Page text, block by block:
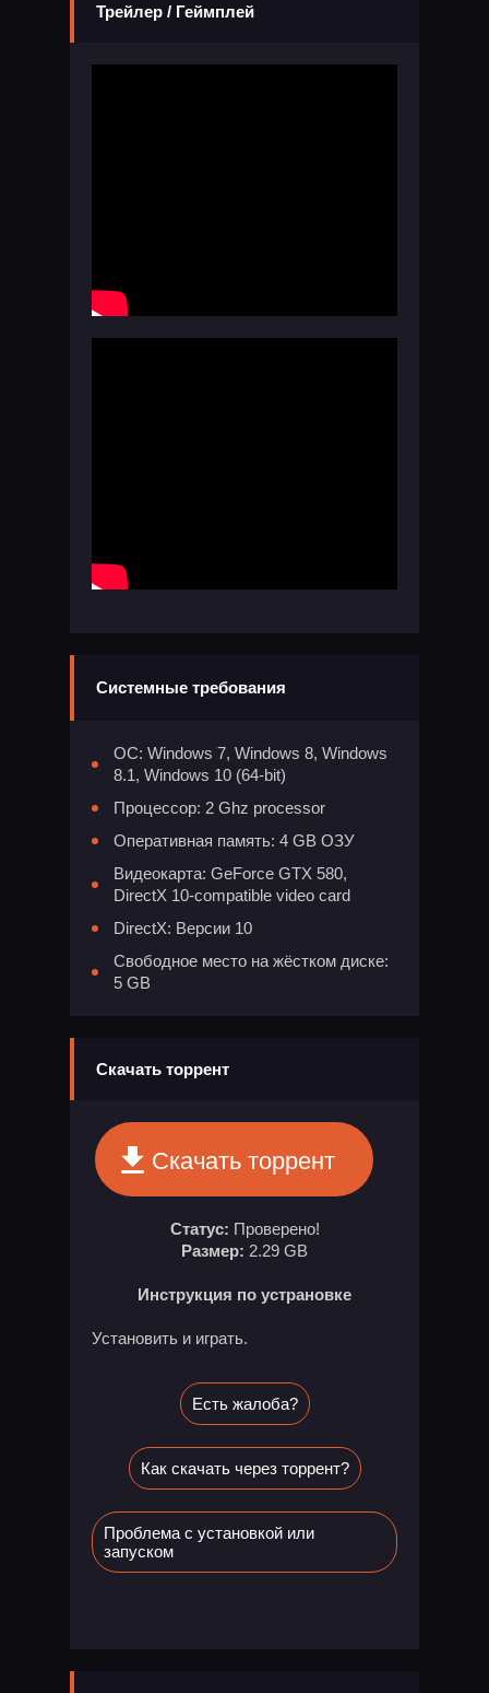
Трейлер / Геймплей
Системные требования
ОС: Windows 7, Windows 8, Windows
8.1, Windows 10 (64-bit)
Процессор: 2 Ghz processor
Оперативная память: 4 GB ОЗУ
Видеокарта: GeForce GTX 580,
DirectX 10-compatible video card
DirectX: Версии 10
Свободное место на жёстком диске:
5 GB
Скачать торрент
Скачать торрент
Статус: Проверено!
Размер: 2.29 GB
Инструкция по устрановке
Установить и играть.
Есть жалоба?
Как скачать через торрент?
Проблема с установкой или
запуском